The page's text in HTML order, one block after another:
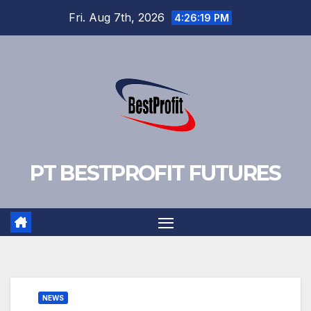
Fri. Aug 7th, 2026 4:26:20 PM
PT BESTPROFIT FUTURES
NEWS